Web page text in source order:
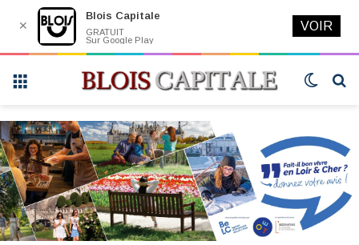
Switch
✕
Blois Capitale
GRATUIT
Sur Google Play
VOIR